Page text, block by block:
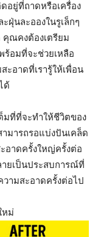
อยู่ที่ถาดหรือเครื่อง
ฝุ่นละอองในรูเล็กๆ
ณคงต้องเตรียม
ร้อมที่จะช่วยเหลือ
ะอาดที่เรารู้ให้เพื่อน
ด้
มที่ที่จะทำให้ชีวิตของ
มารถรอแบ่งปันเคล็ด
อาดครั้งใหญ่ครั้งต่อ
ายเป็นประสบการณ์ที่
ามสะอาดครั้งต่อไป
หม่